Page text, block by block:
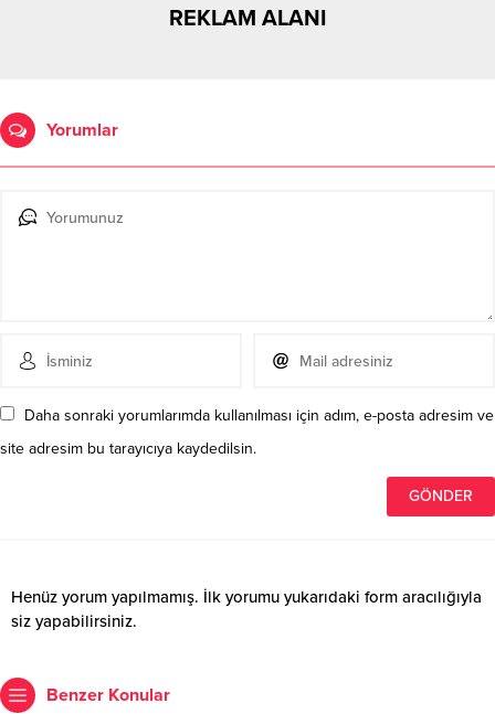
REKLAM ALANI
Yorumlar
Daha sonraki yorumlarımda kullanılması için adım, e-posta adresim ve
site adresim bu tarayıcıya kaydedilsin.
Henüz yorum yapılmamış. İlk yorumu yukarıdaki form aracılığıyla
siz yapabilirsiniz.
Benzer Konular